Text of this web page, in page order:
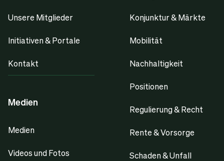
Unsere Mitglieder
Initiativen & Portale
Kontakt
Medien
Medien
Videos und Fotos
Konjunktur & Märkte
Mobilität
Nachhaltigkeit
Positionen
Regulierung & Recht
Rente & Vorsorge
Schaden & Unfall